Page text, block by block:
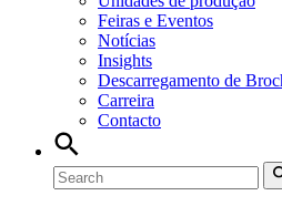
Feiras e Eventos
Notícias
Insights
Descarregamento de
Carreira
Contacto